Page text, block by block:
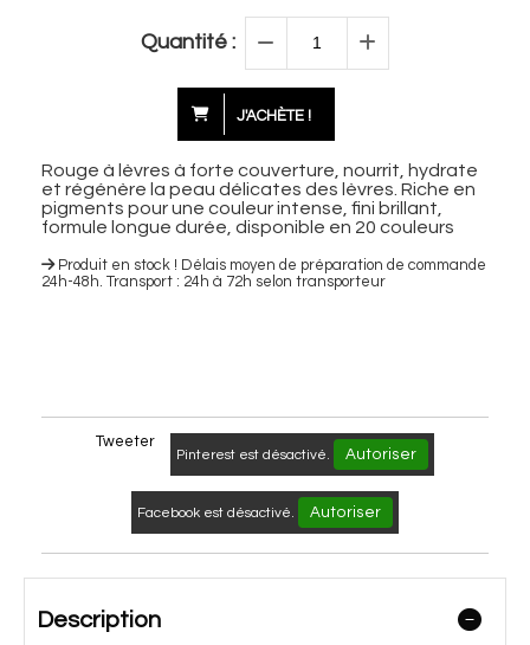
Quantité :
J'ACHÈTE !
Rouge à lèvres à forte couverture, nourrit, hydrate
et régénère la peau délicates des lèvres. Riche en
pigments pour une couleur intense, fini brillant,
formule longue durée, disponible en 20 couleurs
Produit en stock ! Délais moyen de préparation de commande
24h-48h. Transport : 24h à 72h selon transporteur
Tweeter
Pinterest est désactivé. Autoriser
Facebook est désactivé. Autoriser
Description